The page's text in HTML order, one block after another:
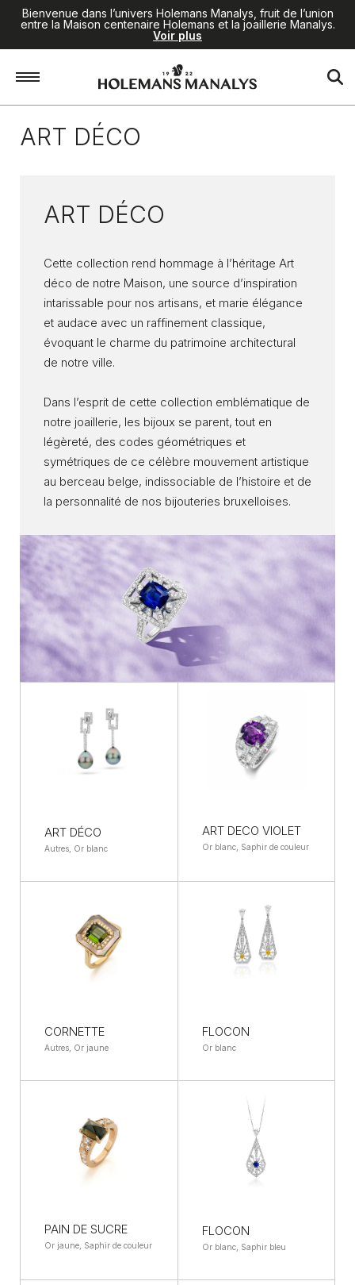
Bienvenue dans l’univers Holemans Manalys, fruit de l’union
entre la Maison centenaire Holemans et la joaillerie Manalys.
Voir plus
Collections / Art Déco
ART DÉCO
ART DÉCO
Cette collection rend hommage à l’héritage Art
déco de notre Maison, une source d’inspiration
intarissable pour nos artisans, et marie élégance
et audace avec un raffinement classique,
évoquant le charme du patrimoine architectural
de notre ville.
Dans l’esprit de cette collection emblématique de
notre joaillerie, les bijoux se parent, tout en
légèreté, des codes géométriques et
symétriques de ce célèbre mouvement artistique
au berceau belge, indissociable de l’histoire et de
la personnalité de nos bijouteries bruxelloises.
ART DÉCO
Autres, Or blanc
ART DECO VIOLET
Or blanc, Saphir de couleur
CORNETTE
Autres, Or jaune
FLOCON
Or blanc
PAIN DE SUCRE
Or jaune, Saphir de couleur
FLOCON
Or blanc, Saphir bleu